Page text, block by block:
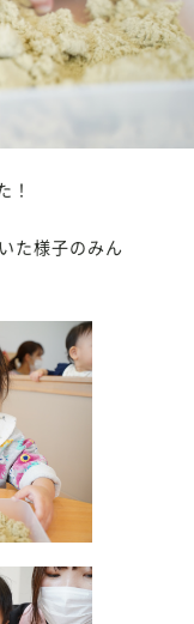
！
た様子のみん